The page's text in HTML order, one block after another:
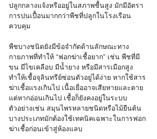
ปลูกกลางแจ้งหรืออยู่ในสภาพชื้นสูง มักมีอัตรา
การปนเปื้อนมากกว่าพืชที่ปลูกในโรงเรือน
ควบคุม
พืชบางชนิดยังมีข้อจำกัดด้านลักษณะทาง
กายภาพที่ทำให้ “ฟอกฆ่าเชื้อยาก” เช่น พืชที่มี
ขน มีไขเคลือบ มีน้ำยาง หรือมีสารเมือกสูง
ทำให้เชื้อจุลินทรีย์ซ่อนตัวอยู่ได้ง่าย หากใช้สาร
ฆ่าเชื้อแรงเกินไป เนื้อเยื่ออาจเสียหายและตาย
แต่หากอ่อนเกินไป เชื้อก็ยังคงอยู่ในระบบ
ตัวอย่างเช่น สมุนไพรหลายชนิดหรือไม้ยืนต้น
บางประเภทมักต้องใช้เทคนิคเฉพาะในการฟอก
ฆ่าเชื้อก่อนเข้าสู่ห้องแลบ